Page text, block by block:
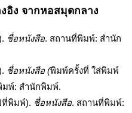
อิง จากหอสมุดกลาง
ชื่อหนังสือ. สถานที่พิมพ์: สำนัก
ชื่อหนังสือ (พิมพ์ครั้งที่ ใส่พิมพ์
มพ์: สำนักพิมพ์.
ที่พิมพ์). ชื่อหนังสือ. สถานที่พิมพ์: